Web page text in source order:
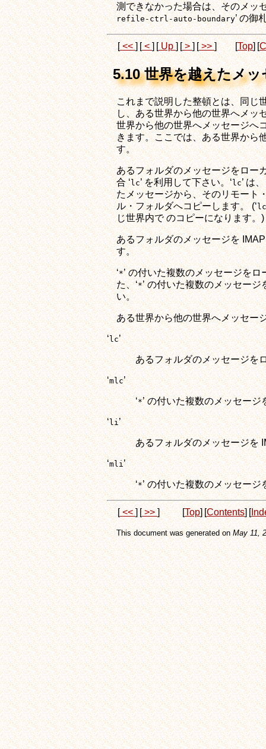
測できなかった場合は、そのメッ
refile-ctrl-auto-boundary’ の御
[ << ] [ < ] [ Up ] [ > ] [ >> ] [Top] [
5.10 世界を越えたメ
これまで説明した整頓とは、同じ
し、ある世界から他の世界へメッ
世界から他の世界へメッセージへ
きます。ここでは、ある世界から
す。
あるフォルダのメッセージをロー
合 ‘lc’ を利用して下さい。‘lc’ は
たメッセージから、そのリモート
ル・フォルダへコピーします。 (‘lc
じ世界内で のコピーになります。)
あるフォルダのメッセージを
す。
‘*’ の付いた複数のメッセージを
た、‘*’ の付いた複数のメッセージ
い。
ある世界から他の世界へメッセー
‘lc’
あるフォルダのメッセージを
‘mlc’
‘*’ の付いた複数のメッセー
‘li’
あるフォルダのメッセージを
‘mli’
‘*’ の付いた複数のメッセー
[ << ] [ >> ] [Top][Contents] [
This document was generated onMay 11,